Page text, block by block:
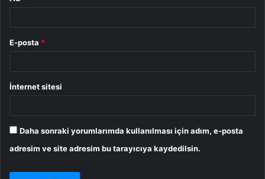
E-posta *
İnternet sitesi
Daha sonraki yorumlarımda kullanılması için adım, e-posta
adresim ve site adresim bu tarayıcıya kaydedilsin.